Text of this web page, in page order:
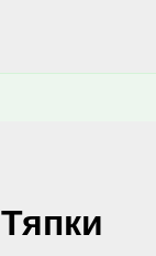
Тяпки